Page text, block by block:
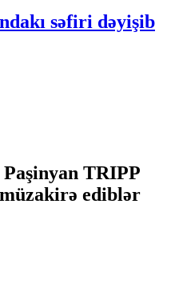
səfiri dəyişib
TRIPP
ediblər